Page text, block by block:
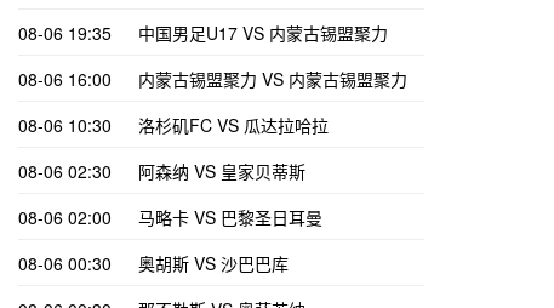
08-06 19:35
中国男足U17 VS 内蒙古锡盟聚力
08-06 16:00
内蒙古锡盟聚力 VS 内蒙古锡盟聚力
08-06 10:30
洛杉矶FC VS 瓜达拉哈拉
08-06 02:30
阿森纳 VS 皇家贝蒂斯
08-06 02:00
马略卡 VS 巴黎圣日耳曼
08-06 00:30
奥胡斯 VS 沙巴巴库